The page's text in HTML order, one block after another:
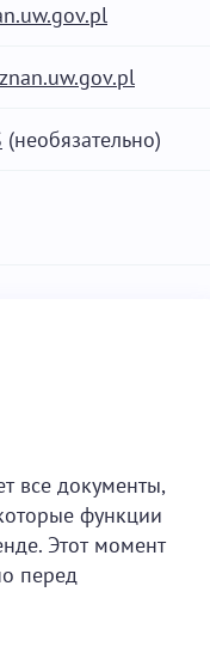
(необязательно)
все документы,
функции
Этот момент
перед